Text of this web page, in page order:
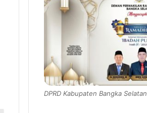
DPRD Kabupaten Bangka Selatan